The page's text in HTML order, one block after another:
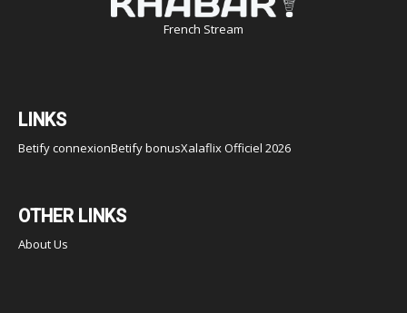
French Stream
LINKS
Betify connexionBetify bonusXalaflix Officiel 2026
OTHER LINKS
About Us